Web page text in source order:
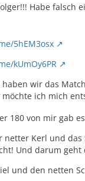
Habe falsch
5hEM3osx
kUmOy6PR
wir das
ich mich
180 von mir gab
netter Kerl und das
Und darum geht
und den netten